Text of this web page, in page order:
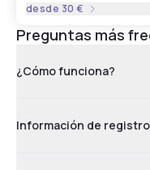
desde 30 €
Preguntas más
¿Cómo funciona?
Información de registro